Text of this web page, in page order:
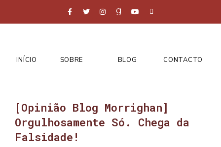
INÍCIO SOBRE BLOG CONTACTO
[Opinião Blog Morrighan]
Orgulhosamente Só. Chega da
Falsidade!